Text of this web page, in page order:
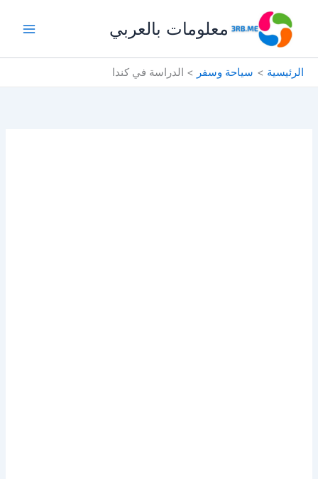
المحتوى
معلومات بالعربي
الرئيسية سياحة وسفر الدراسة في كندا